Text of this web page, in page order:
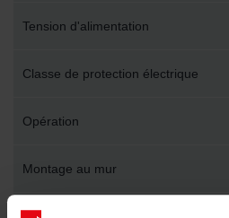
Tension d'alimentation
Classe de protection électrique
Opération
Montage au mur